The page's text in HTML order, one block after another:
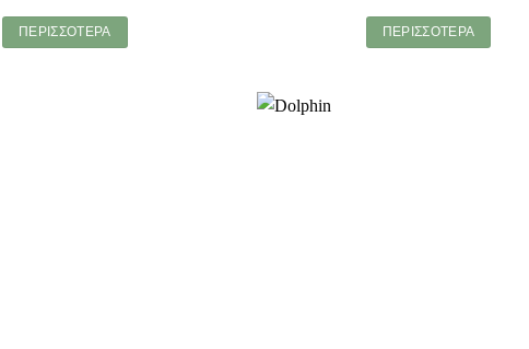
ΠΕΡΙΣΣΌΤΕΡΑ ΠΕΡΙΣΣΌΤΕΡΑ